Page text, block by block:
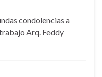
condolencias a
Arq. Feddy